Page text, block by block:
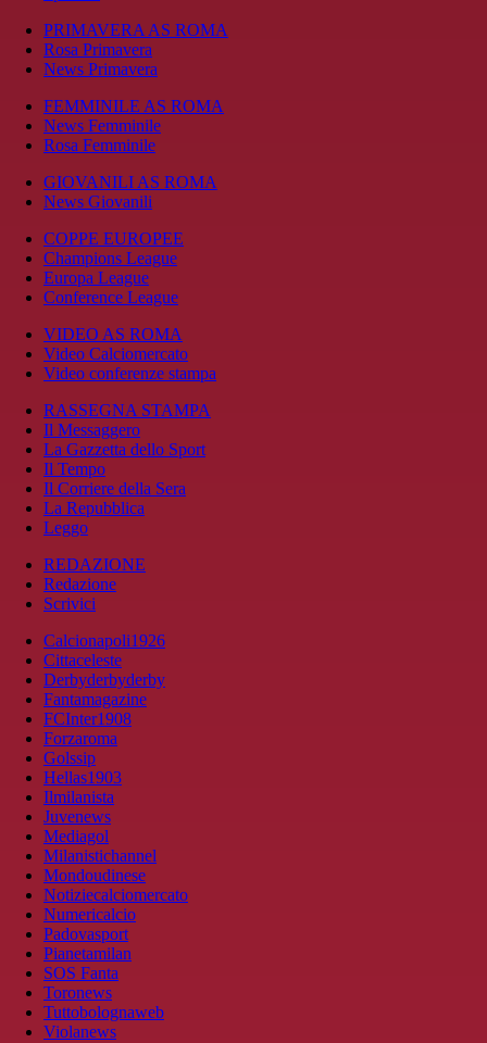
PRIMAVERA AS ROMA
Rosa Primavera
News Primavera
FEMMINILE AS ROMA
News Femminile
Rosa Femminile
GIOVANILI AS ROMA
News Giovanili
COPPE EUROPEE
Champions League
Europa League
Conference League
VIDEO AS ROMA
Video Calciomercato
Video conferenze stampa
RASSEGNA STAMPA
Il Messaggero
La Gazzetta dello Sport
Il Tempo
Il Corriere della Sera
La Repubblica
Leggo
REDAZIONE
Redazione
Scrivici
Calcionapoli1926
Cittaceleste
Derbyderbyderby
Fantamagazine
FCInter1908
Forzaroma
Golssip
Hellas1903
Ilmilanista
Juvenews
Mediagol
Milanistichannel
Mondoudinese
Notiziecalciomercato
Numericalcio
Padovasport
Pianetamilan
SOS Fanta
Toronews
Tuttobolognaweb
Violanews